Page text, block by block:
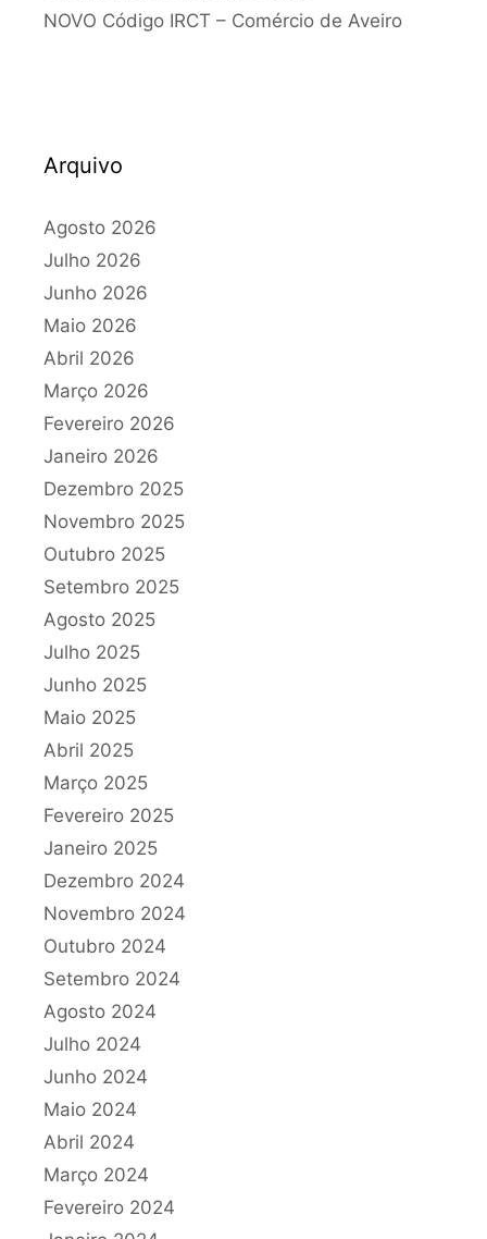
NOVO Código IRCT – Comércio de Aveiro
Arquivo
Agosto 2026
Julho 2026
Junho 2026
Maio 2026
Abril 2026
Março 2026
Fevereiro 2026
Janeiro 2026
Dezembro 2025
Novembro 2025
Outubro 2025
Setembro 2025
Agosto 2025
Julho 2025
Junho 2025
Maio 2025
Abril 2025
Março 2025
Fevereiro 2025
Janeiro 2025
Dezembro 2024
Novembro 2024
Outubro 2024
Setembro 2024
Agosto 2024
Julho 2024
Junho 2024
Maio 2024
Abril 2024
Março 2024
Fevereiro 2024